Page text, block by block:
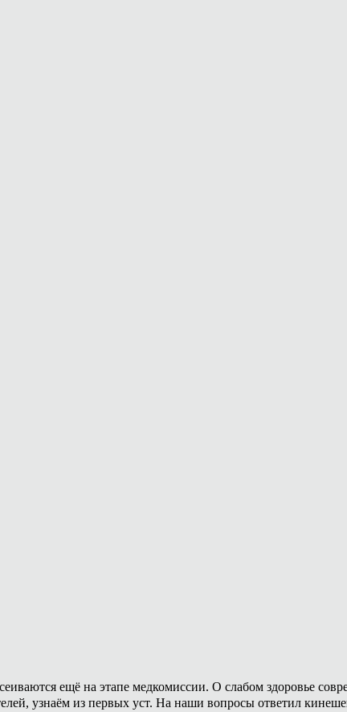
ещё на этапе медкомиссии. О слабом здоровье
узнаём из первых уст. На наши вопросы ответил